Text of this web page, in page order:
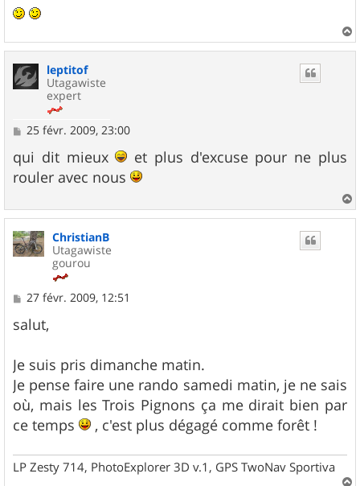
a
leptitof
Utagawiste
expert
M
s
s
a
e
25 févr. 2009, 23:00
qui dit mieux
et plus d'excuse pour ne plus
rouler avec nous
a
ChristianB
Utagawiste
gourou
M
s
s
g
e
27 févr. 2009, 12:51
salut,
Je suis pris dimanche matin.
Je pense faire une rando samedi matin, je ne sais
où, mais les Trois Pignons ça me dirait bien par
ce temps
, c'est plus dégagé comme forêt !
LP Zesty 714, PhotoExplorer 3D v.1, GPS TwoNav Sportiva